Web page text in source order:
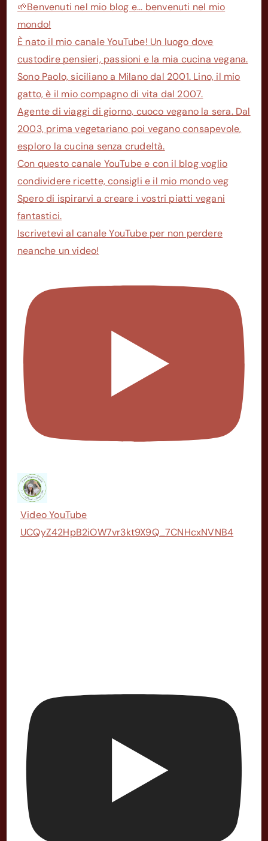
🌱Benvenuti nel mio blog e... benvenuti nel mio
mondo!
È nato il mio canale YouTube! Un luogo dove
custodire pensieri, passioni e la mia cucina vegana.
Sono Paolo, siciliano a Milano dal 2001. Lino, il mio
gatto, è il mio compagno di vita dal 2007.
Agente di viaggi di giorno, cuoco vegano la sera. Dal
2003, prima vegetariano poi vegano consapevole,
esploro la cucina senza crudeltà.
Con questo canale YouTube e con il blog voglio
condividere ricette, consigli e il mio mondo veg
Spero di ispirarvi a creare i vostri piatti vegani
fantastici.
Iscrivetevi al canale YouTube per non perdere
neanche un video!
Video YouTube
UCQyZ42HpB2iOW7vr3kt9X9Q_7CNHcxNVNB4